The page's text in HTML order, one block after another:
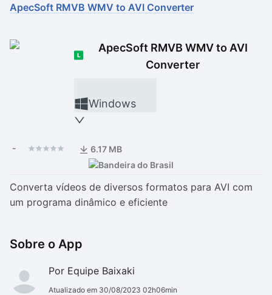
Ver mais
Ver mais
ApecSoft RMVB WMV to AVI Converter
ApecSoft RMVB WMV to AVI
Converter
Windows
- 6.17 MB
Converta vídeos de diversos formatos para AVI com
um programa dinâmico e eficiente
Sobre o App
Por Equipe Baixaki
Atualizado em 30/08/2023 02h06min